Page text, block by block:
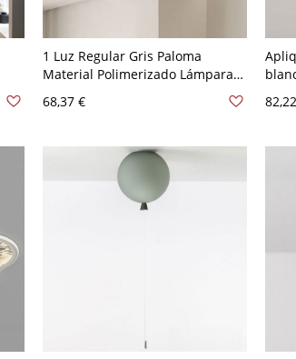
1 Luz Regular Gris Paloma
Material Polimerizado Lámpara
LED/Incandescente/Fluorescente
para Uso Residencial, 110V-120V,
68,37 €